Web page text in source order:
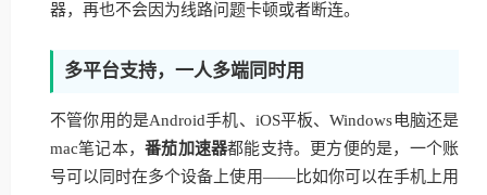
器，再也不会因为线路问题卡顿或者断连。
多平台支持，一人多端同时用
不管你用的是Android手机、iOS平板、Windows电脑还是
mac笔记本，番茄加速器都能支持。更方便的是，一个账
号可以同时在多个设备上使用——比如你可以在手机上用